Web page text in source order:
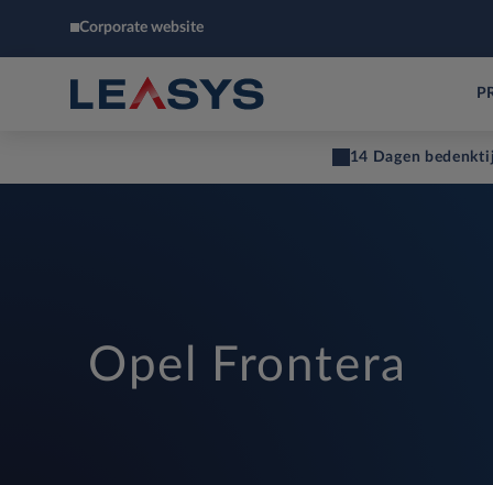
Corporate website
14 Dagen
Opel Frontera